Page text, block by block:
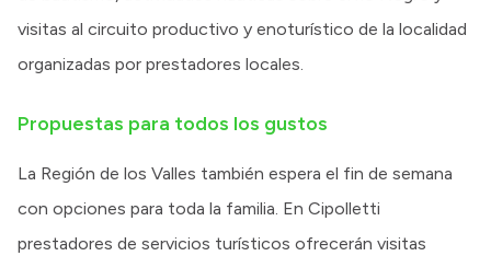
visitas al circuito productivo y enoturístico de la localidad
organizadas por prestadores locales.
Propuestas para todos los gustos
La Región de los Valles también espera el fin de semana
con opciones para toda la familia. En Cipolletti
prestadores de servicios turísticos ofrecerán visitas